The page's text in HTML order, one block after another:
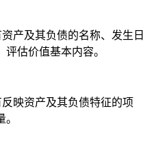
及其负债的名称、发生日
估价值基本内容。
映资产及其负债特征的项